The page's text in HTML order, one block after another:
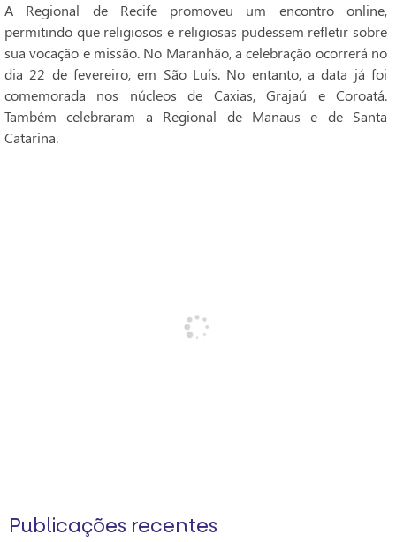
A Regional de Recife promoveu um encontro online,
permitindo que religiosos e religiosas pudessem refletir sobre
sua vocação e missão. No Maranhão, a celebração ocorrerá no
dia 22 de fevereiro, em São Luís. No entanto, a data já foi
comemorada nos núcleos de Caxias, Grajaú e Coroatá.
Também celebraram a Regional de Manaus e de Santa
Catarina.
Publicações recentes